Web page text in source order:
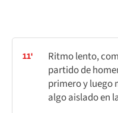
11'
Ritmo lento,
partido de
primero y luego
algo aislado en